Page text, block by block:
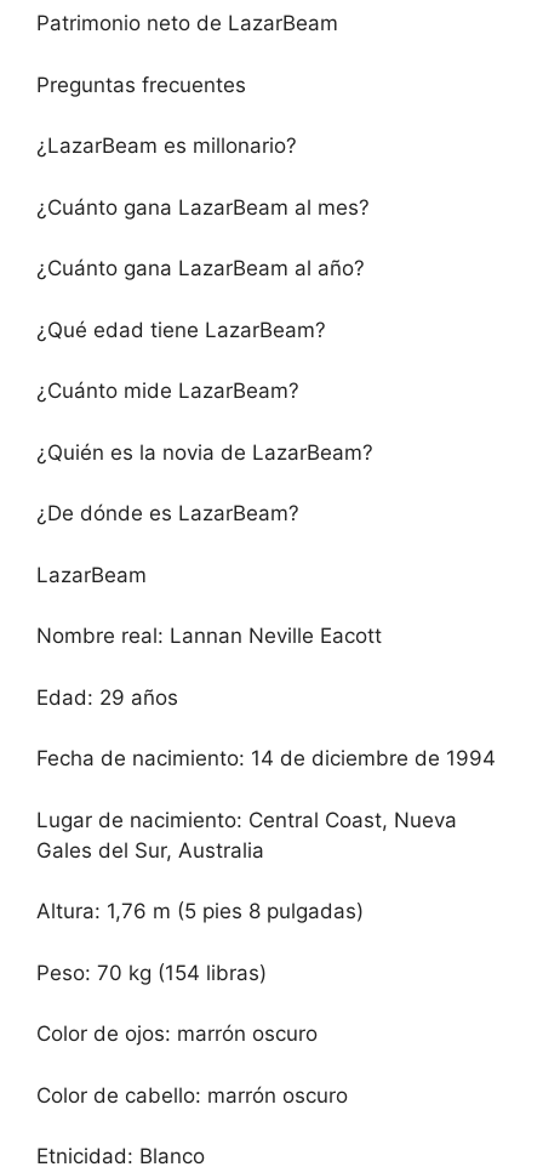
Patrimonio neto de LazarBeam
Preguntas frecuentes
¿LazarBeam es millonario?
¿Cuánto gana LazarBeam al mes?
¿Cuánto gana LazarBeam al año?
¿Qué edad tiene LazarBeam?
¿Cuánto mide LazarBeam?
¿Quién es la novia de LazarBeam?
¿De dónde es LazarBeam?
LazarBeam
Nombre real: Lannan Neville Eacott
Edad: 29 años
Fecha de nacimiento: 14 de diciembre de 1994
Lugar de nacimiento: Central Coast, Nueva
Gales del Sur, Australia
Altura: 1,76 m (5 pies 8 pulgadas)
Peso: 70 kg (154 libras)
Color de ojos: marrón oscuro
Color de cabello: marrón oscuro
Etnicidad: Blanco